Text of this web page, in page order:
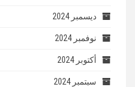
ديسمبر 2024
نوفمبر 2024
أكتوبر 2024
سبتمبر 2024